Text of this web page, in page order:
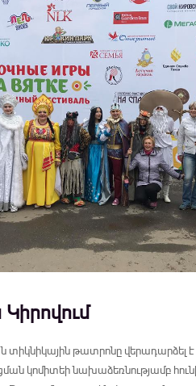
թատրոնը վերադարձել է
կոմիտեի նախաձեռնությամբ